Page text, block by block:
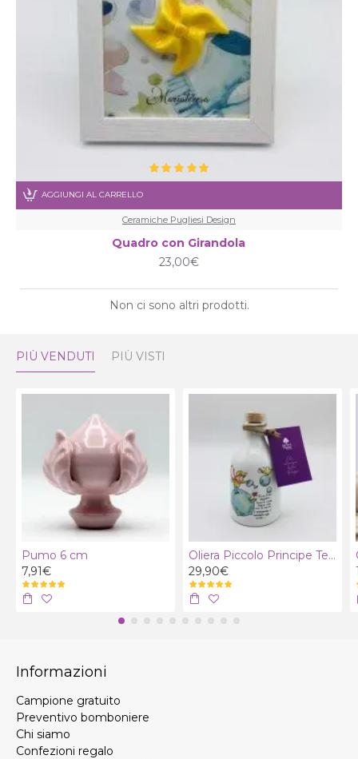
Ceramiche Pugliesi Design
Quadro con Girandola
23,00€
AGGIUNGI AL CARRELLO
Non ci sono altri prodotti.
PIÙ VENDUTI PIÙ VISTI
Pumo 6 cm
7,91€
Oliera Piccolo Principe Terra con olio extra vergine bio
29,90€
Informazioni
Campione gratuito
Preventivo bomboniere
Chi siamo
Confezioni regalo